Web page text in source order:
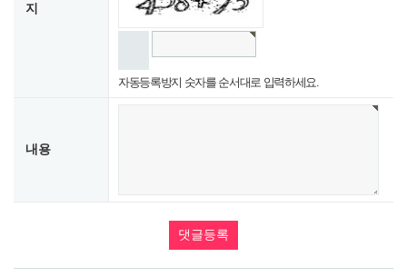
지
자동등록방지 숫자를 순서대로 입력하세요.
내용